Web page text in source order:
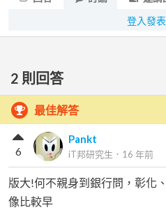
登入發
2 則回答
最佳解答
Pankt
iT邦研究生 ． 16 年前
6
版大!何不親身到銀行問，彰化
像比較早